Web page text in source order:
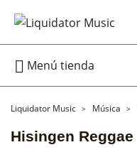
 Menú tienda
Liquidator Music Música
Hisingen Reggae